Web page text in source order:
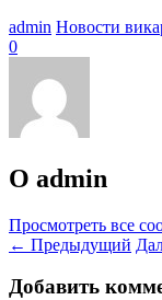
admin Новости
0
О admin
Просмотреть все
← Предыдущий
Добавить